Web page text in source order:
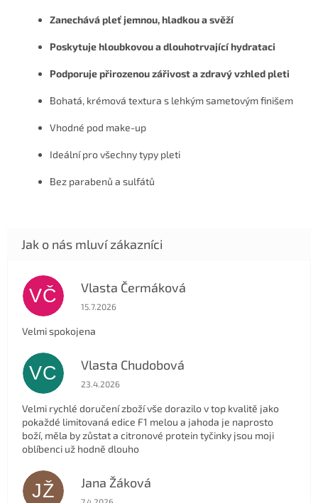
Zanechává pleť jemnou, hladkou a svěží
Poskytuje hloubkovou a dlouhotrvající hydrataci
Podporuje přirozenou zářivost a zdravý vzhled pleti
Bohatá, krémová textura s lehkým sametovým finišem
Vhodné pod make-up
Ideální pro všechny typy pleti
Bez parabenů a sulfátů
VČ Vlasta Čermáková
Hodnocení obchodu je 5 z 5 hvězdiček.
15.7.2026
Velmi spokojena
VC Vlasta Chudobová
Hodnocení obchodu je 5 z 5 hvězdiček.
23.4.2026
Velmi rychlé doručení zboží vše dorazilo v top kvalitě jako
pokaždé limitovaná edice F1 melou a jahoda je naprosto
boží, měla by zůstat a citronové protein tyčinky jsou moji
oblíbenci už hodně dlouho
JŽ Jana Žáková
Hodnocení obchodu je 5 z 5 hvězdiček.